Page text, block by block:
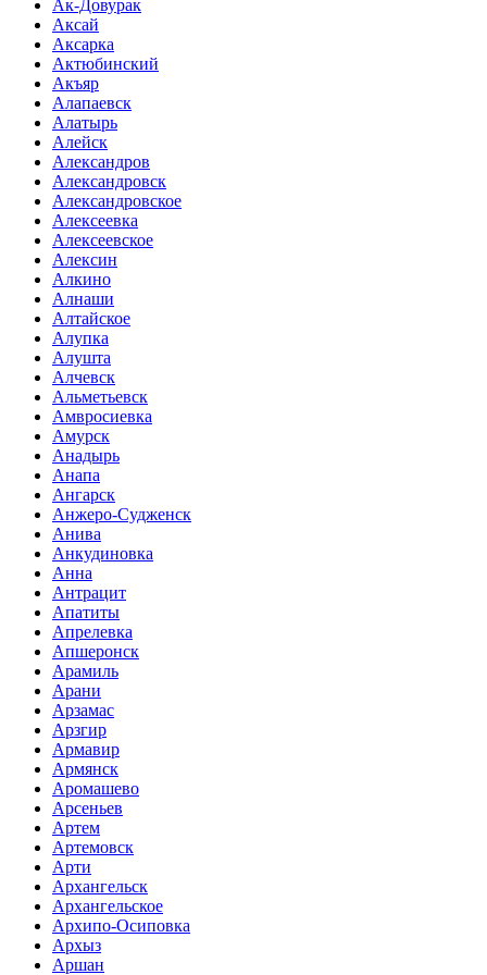
Ак-Довурак
Аксай
Аксарка
Актюбинский
Акъяр
Алапаевск
Алатырь
Алейск
Александров
Александровск
Александровское
Алексеевка
Алексеевское
Алексин
Алкино
Алнаши
Алтайское
Алупка
Алушта
Алчевск
Альметьевск
Амвросиевка
Амурск
Анадырь
Анапа
Ангарск
Анжеро-Судженск
Анива
Анкудиновка
Анна
Антрацит
Апатиты
Апрелевка
Апшеронск
Арамиль
Арани
Арзамас
Арзгир
Армавир
Армянск
Аромашево
Арсеньев
Артем
Артемовск
Арти
Архангельск
Архангельское
Архипо-Осиповка
Архыз
Аршан